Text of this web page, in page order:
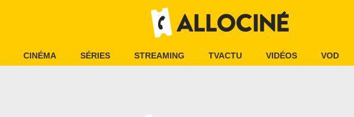
CINÉMA SÉRIES STREAMING TVACTU VIDÉOS VOD